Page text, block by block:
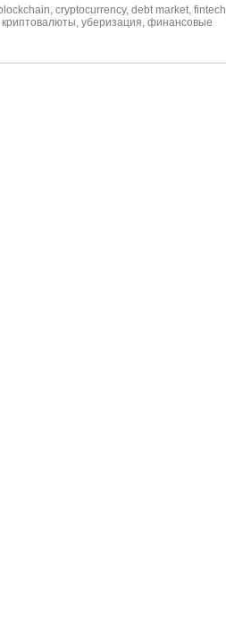
blockchain, cryptocurrency, debt market, fintech
криптовалюты, уберизация, финансовые